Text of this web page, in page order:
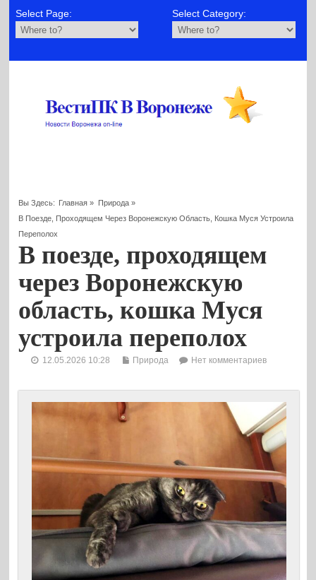
Select Page: Select Category:
Вы Здесь: Главная » Природа»
В Поезде, Проходящем Через Воронежскую Область, Кошка Муся Устроила
Переполох
В поезде, проходящем
через Воронежскую
область, кошка Муся
устроила переполох
12.05.2026 10:28 Природа Нет комментариев